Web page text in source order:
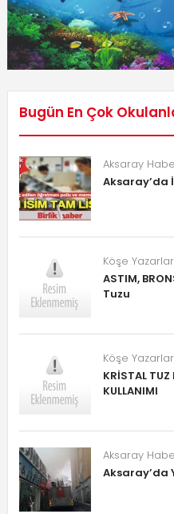
Bugün En Çok
Aksaray
Aksaray’da
Köşe
ASTIM,
Tuzu
Köşe
KRİSTAL TUZ
KULLANIMI
Aksaray
Aksaray’da